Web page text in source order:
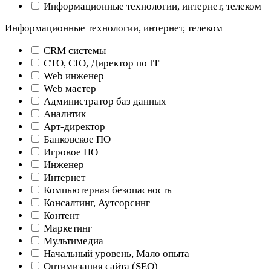
Информационные технологии, интернет, телеком
Информационные технологии, интернет, телеком
CRM системы
CTO, CIO, Директор по IT
Web инженер
Web мастер
Администратор баз данных
Аналитик
Арт-директор
Банковское ПО
Игровое ПО
Инженер
Интернет
Компьютерная безопасность
Консалтинг, Аутсорсинг
Контент
Маркетинг
Мультимедиа
Начальный уровень, Мало опыта
Оптимизация сайта (SEO)